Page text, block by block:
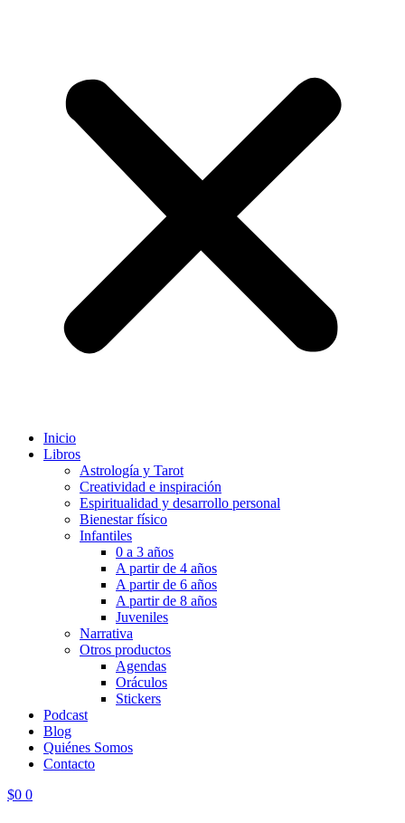
Inicio
Libros
Astrología y Tarot
Creatividad e inspiración
Espiritualidad y desarrollo personal
Bienestar físico
Infantiles
0 a 3 años
A partir de 4 años
A partir de 6 años
A partir de 8 años
Juveniles
Narrativa
Otros productos
Agendas
Oráculos
Stickers
Podcast
Blog
Quiénes Somos
Contacto
$0 0